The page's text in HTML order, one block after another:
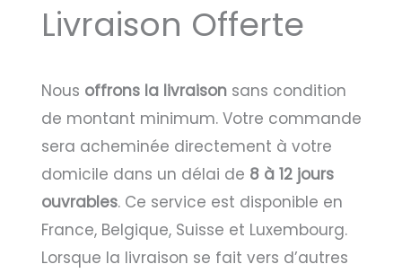
Livraison Offerte
Nous offrons la livraisonsans condition
de montant minimum. Votre commande
sera acheminée directement à votre
domicile dans un délai de 8 à 12 jours
ouvrables. Ce service est disponible en
France, Belgique, Suisse et Luxembourg.
Lorsque la livraison se fait vers d’autres